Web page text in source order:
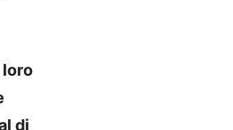
loro
di